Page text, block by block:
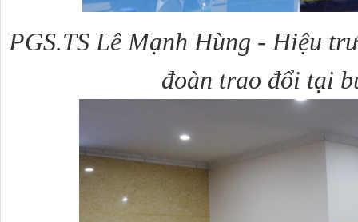
PGS.TS Lê Mạnh Hùng - Hiệu
đoàn trao đổi tại